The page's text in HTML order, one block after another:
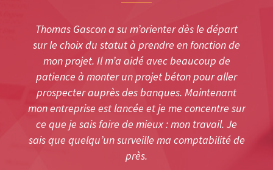
Thomas Gascon a su m’orienter dès le départ
sur le choix du statut à prendre en fonction de
mon projet. Il m’a aidé avec beaucoup de
patience à monter un projet béton pour aller
prospecter auprès des banques. Maintenant
mon entreprise est lancée et je me concentre sur
ce que je sais faire de mieux : mon travail. Je
sais que quelqu’un surveille ma comptabilité de
près.